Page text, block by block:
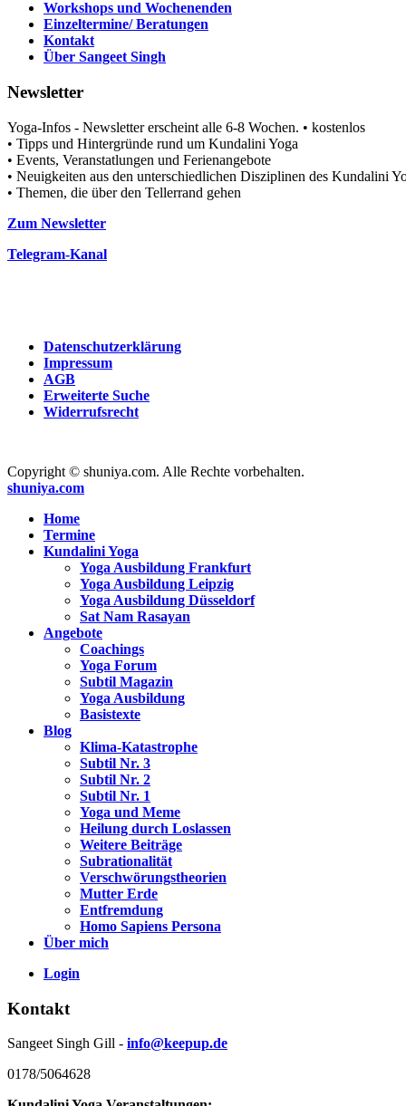
Workshops und Wochenenden
Einzeltermine/ Beratungen
Kontakt
Über Sangeet Singh
Newsletter
Yoga-Infos - Newsletter erscheint alle 6-8 Wochen. • kostenlos
• Tipps und Hintergründe rund um Kundalini Yoga
• Events, Veranstatlungen und Ferienangebote
• Neuigkeiten aus den unterschiedlichen Disziplinen des Kundalini
• Themen, die über den Tellerrand gehen
Zum Newsletter
Telegram-Kanal
Datenschutzerklärung
Impressum
AGB
Erweiterte Suche
Widerrufsrecht
Copyright © shuniya.com. Alle Rechte vorbehalten.
shuniya.com
Home
Termine
Kundalini Yoga
Yoga Ausbildung Frankfurt
Yoga Ausbildung Leipzig
Yoga Ausbildung Düsseldorf
Sat Nam Rasayan
Angebote
Coachings
Yoga Forum
Subtil Magazin
Yoga Ausbildung
Basistexte
Blog
Klima-Katastrophe
Subtil Nr. 3
Subtil Nr. 2
Subtil Nr. 1
Yoga und Meme
Heilung durch Loslassen
Weitere Beiträge
Subrationalität
Verschwörungstheorien
Mutter Erde
Entfremdung
Homo Sapiens Persona
Über mich
Login
Kontakt
Sangeet Singh Gill - info@keepup.de
0178/5064628